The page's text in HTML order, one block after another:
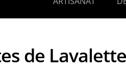
de Lavalette